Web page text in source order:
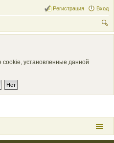
Вход
Регистрация
ои
cookie, установленные данной